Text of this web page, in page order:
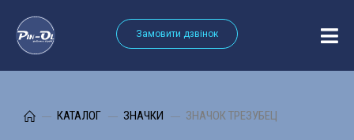
Замовити дзвінок
КАТАЛОГ ЗНАЧКИ ЗНАЧОК ТРЕЗУБЕЦ